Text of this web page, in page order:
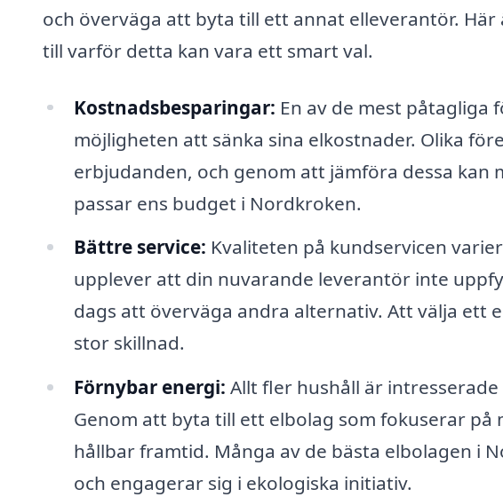
och överväga att byta till ett annat elleverantör.
till varför detta kan vara ett smart val.
Kostnadsbesparingar: En av de mest
möjligheten att sänka sina elkostnader. Olika
erbjudanden, och genom att jämföra dessa kan
passar ens budget i Nordkroken.
Bättre service: Kvaliteten på kundservicen
upplever att din nuvarande leverantör inte
dags att överväga andra alternativ. Att välja ett
stor skillnad.
Förnybar energi: Allt fler hushåll är
Genom att byta till ett elbolag som fokuserar
hållbar framtid. Många av de bästa elbolagen i
och engagerar sig i ekologiska initiativ.